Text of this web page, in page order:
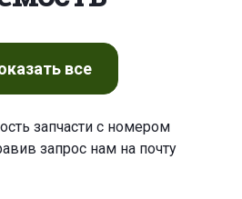
все
запчасти с номером
запрос нам на почту